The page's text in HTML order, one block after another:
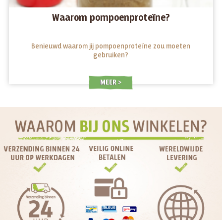
Waarom pompoenproteïne?
Benieuwd waarom jij pompoenproteïne zou moeten
gebruiken?
MEER